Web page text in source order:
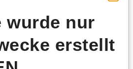
wurde nur
erstellt